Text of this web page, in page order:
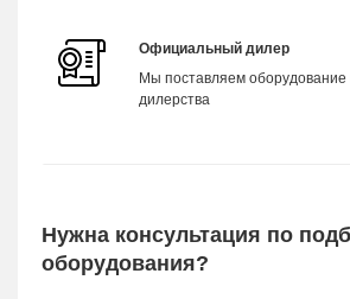
Официальный дилер
Мы поставляем оборудование
дилерства
Нужна консультация по
оборудования?